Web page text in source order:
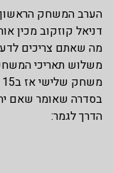
הערב המשחק הראשון
דניאל קוזקוב מכין
מה שאתם צריכים
בסדרה שאומר שאם
הדרך לגמר: